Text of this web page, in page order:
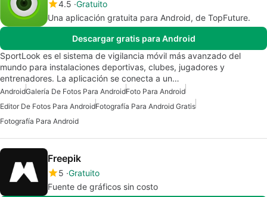
4.5 Gratuito
Una aplicación gratuita para Android, de TopFuture.
Descargar gratis para Android
SportLook es el sistema de vigilancia móvil más avanzado del
mundo para instalaciones deportivas, clubes, jugadores y
entrenadores. La aplicación se conecta a un…
AndroidGalería De Fotos Para AndroidFoto Para Android
Editor De Fotos Para AndroidFotografía Para Android Gratis
Fotografía Para Android
Freepik
5 Gratuito
Fuente de gráficos sin costo